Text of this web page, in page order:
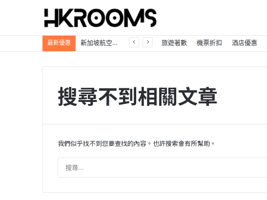
最新優惠 新加坡航空【2026年全球航線大優惠】樟宜機場世界級設施帶您環遊世界！ 旅遊著數 機票折扣 酒店優惠
搜尋不到相關文章
我們似乎找不到您要查找的內容。也許搜索會有所幫助。